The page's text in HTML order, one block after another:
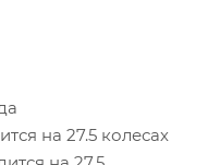
на 27.5 колесах